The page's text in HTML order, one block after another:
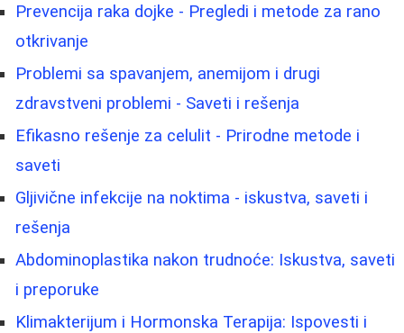
Prevencija raka dojke - Pregledi i metode za rano
otkrivanje
Problemi sa spavanjem, anemijom i drugi
zdravstveni problemi - Saveti i rešenja
Efikasno rešenje za celulit - Prirodne metode i
saveti
Gljivične infekcije na noktima - iskustva, saveti i
rešenja
Abdominoplastika nakon trudnoće: Iskustva, saveti
i preporuke
Klimakterijum i Hormonska Terapija: Ispovesti i